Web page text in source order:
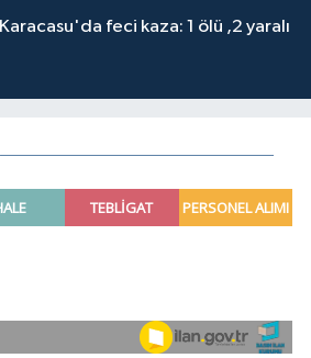
Karacasu'da feci kaza: 1 ölü ,2 yaralı